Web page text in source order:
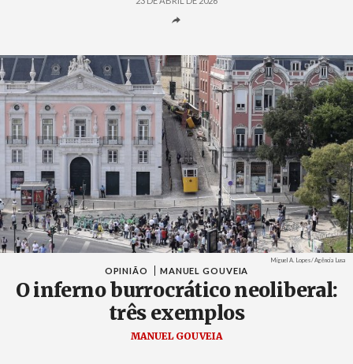
Créditos
Miguel A. Lopes / Agência Lusa
OPINIÃO MANUEL GOUVEIA
O inferno burrocrático neoliberal:
três exemplos
MANUEL GOUVEIA